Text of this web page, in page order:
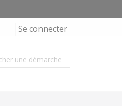
Se connecter